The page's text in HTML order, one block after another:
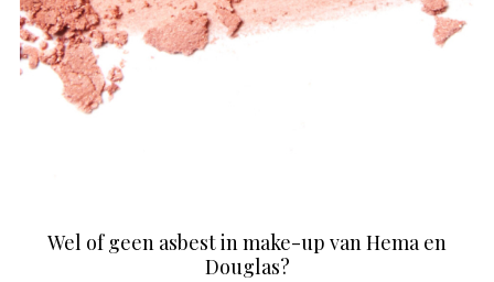
Wel of geen asbest in make-up van Hema en
Douglas?